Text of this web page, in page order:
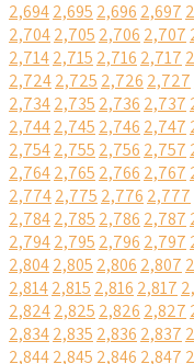
2,6942,695 2,696 2,697
2,7042,705 2,706 2,707
2,7142,715 2,716 2,717
2,7242,725 2,726 2,727
2,7342,735 2,736 2,737
2,7442,745 2,746 2,747
2,7542,755 2,756 2,757
2,7642,765 2,766 2,767
2,7742,775 2,776 2,777
2,7842,785 2,786 2,787
2,7942,795 2,796 2,797
2,8042,805 2,806 2,807
2,8142,815 2,816 2,817
2,8242,825 2,826 2,827
2,8342,835 2,836 2,837
2,8442,845 2,846 2,847